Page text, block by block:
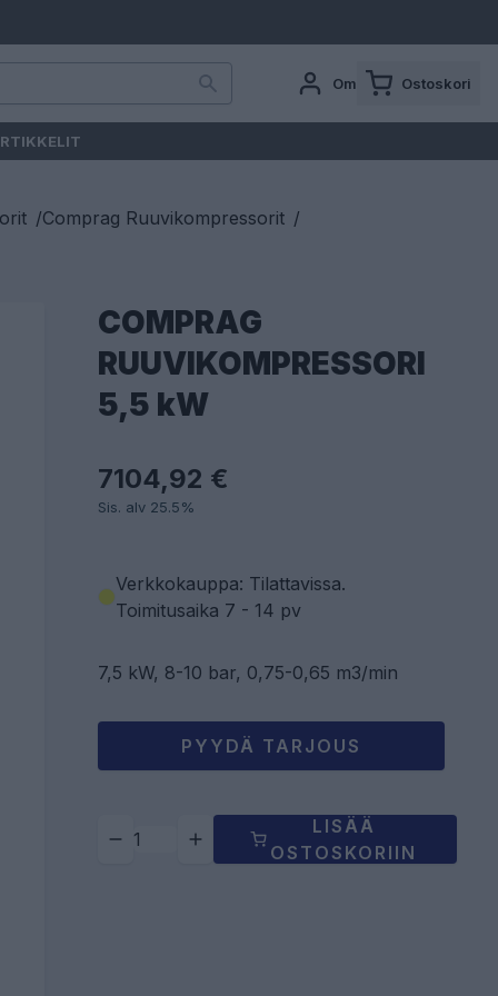
Oma tili Ostoskori
/Comprag Ruuvikompressorit /
COMPRAG
RUUVIKOMPRESSORI
5,5 kW
7104,92 €
Sis. alv 25.5%
Verkkokauppa: Tilattavissa.
Toimitusaika 7 - 14 pv
7,5 kW, 8-10 bar, 0,75-0,65 m3/min
PYYDÄ TARJOUS
LISÄÄ
OSTOSKORIIN